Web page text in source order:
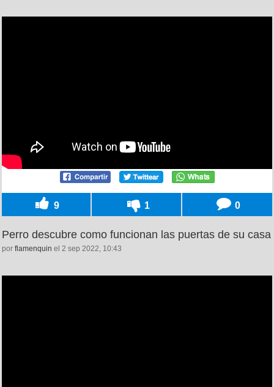
9 1 0
Perro descubre como funcionan las puertas de su casa
por flamenquin el 2 sep 2022, 10:43